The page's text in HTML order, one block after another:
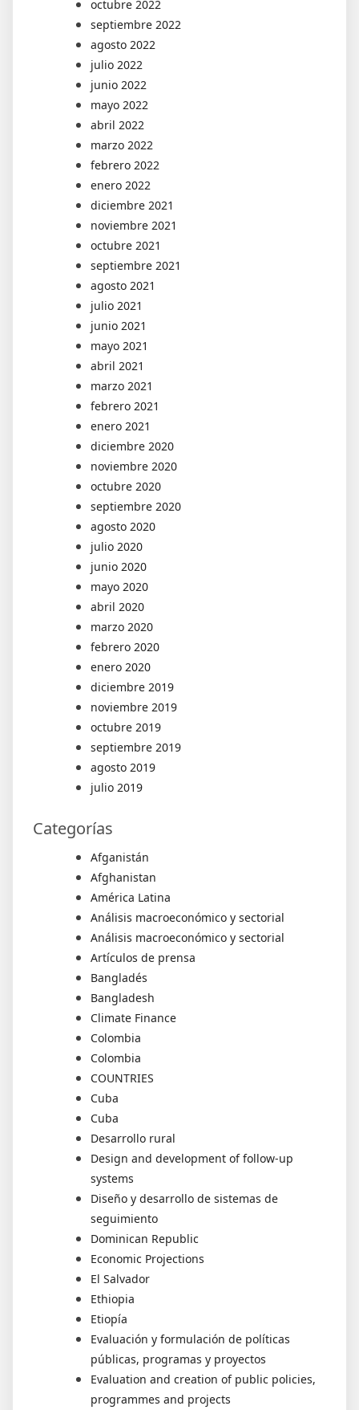
octubre 2022
septiembre 2022
agosto 2022
julio 2022
junio 2022
mayo 2022
abril 2022
marzo 2022
febrero 2022
enero 2022
diciembre 2021
noviembre 2021
octubre 2021
septiembre 2021
agosto 2021
julio 2021
junio 2021
mayo 2021
abril 2021
marzo 2021
febrero 2021
enero 2021
diciembre 2020
noviembre 2020
octubre 2020
septiembre 2020
agosto 2020
julio 2020
junio 2020
mayo 2020
abril 2020
marzo 2020
febrero 2020
enero 2020
diciembre 2019
noviembre 2019
octubre 2019
septiembre 2019
agosto 2019
julio 2019
Categorías
Afganistán
Afghanistan
América Latina
Análisis macroeconómico y sectorial
Análisis macroeconómico y sectorial
Artículos de prensa
Bangladés
Bangladesh
Climate Finance
Colombia
Colombia
COUNTRIES
Cuba
Cuba
Desarrollo rural
Design and development of follow-up
systems
Diseño y desarrollo de sistemas de
seguimiento
Dominican Republic
Economic Projections
El Salvador
Ethiopia
Etiopía
Evaluación y formulación de políticas
públicas, programas y proyectos
Evaluation and creation of public policies,
programmes and projects